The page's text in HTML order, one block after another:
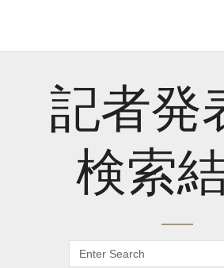
記者発
検索